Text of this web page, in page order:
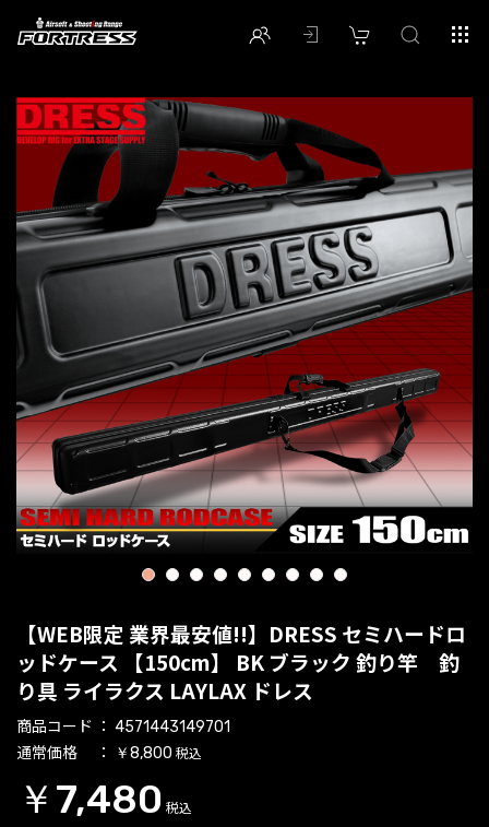
1 2 3 4 5 6 7 8 9
【WEB限定 業界最安値!!】DRESS セミハードロ
ッドケース 【150cm】 BK ブラック 釣り竿 釣
り具 ライラクス LAYLAX ドレス
商品コード 4571443149701
通常価格 ￥8,800 税込
￥7,480 税込